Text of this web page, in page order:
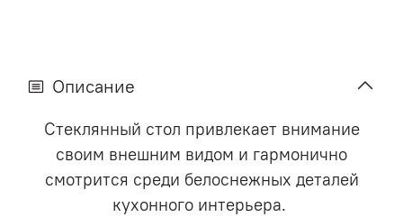
Описание
Стеклянный стол привлекает внимание
своим внешним видом и гармонично
смотрится среди белоснежных деталей
кухонного интерьера.